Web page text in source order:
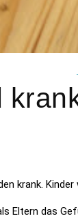
krank.
Eltern das